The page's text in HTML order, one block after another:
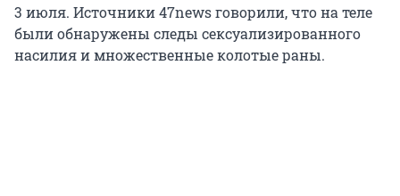
3 июля. Источники 47news говорили, что на теле
были обнаружены следы сексуализированного
насилия и множественные колотые раны.